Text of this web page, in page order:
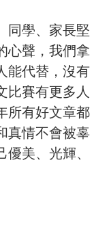
同學、家長堅
心聲，我們拿
能代替，沒有
比賽有更多人
所有好文章都
真情不會被辜
美、光輝、